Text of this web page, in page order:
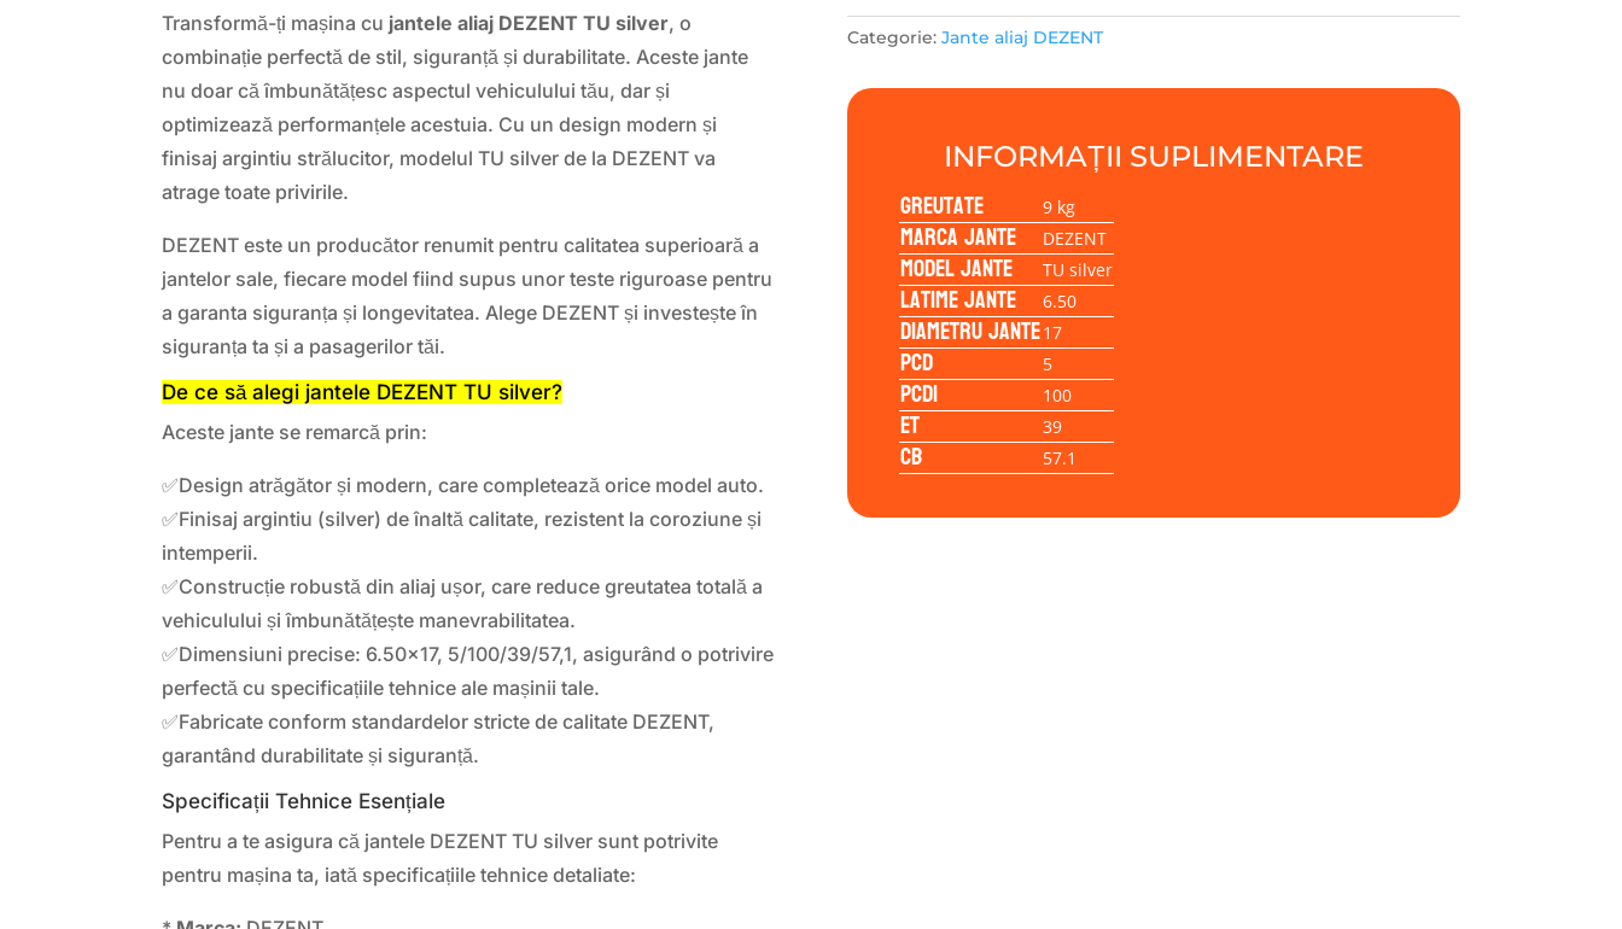
Transformă-ți mașina cu jantele aliaj DEZENT TU silver, o
combinație perfectă de stil, siguranță și durabilitate. Aceste jante
nu doar că îmbunătățesc aspectul vehiculului tău, dar și
optimizează performanțele acestuia. Cu un design modern și
finisaj argintiu strălucitor, modelul TU silver de la DEZENT va
atrage toate privirile.
DEZENT este un producător renumit pentru calitatea superioară a
jantelor sale, fiecare model fiind supus unor teste riguroase pentru
a garanta siguranța și longevitatea. Alege DEZENT și investește în
siguranța ta și a pasagerilor tăi.
De ce să alegi jantele DEZENT TU silver?
Aceste jante se remarcă prin:
✅Design atrăgător și modern, care completează orice model auto.
✅Finisaj argintiu (silver) de înaltă calitate, rezistent la coroziune și
intemperii.
✅Construcție robustă din aliaj ușor, care reduce greutatea totală a
vehiculului și îmbunătățește manevrabilitatea.
✅Dimensiuni precise: 6.50×17, 5/100/39/57,1, asigurând o potrivire
perfectă cu specificațiile tehnice ale mașinii tale.
✅Fabricate conform standardelor stricte de calitate DEZENT,
garantând durabilitate și siguranță.
Specificații Tehnice Esențiale
Pentru a te asigura că jantele DEZENT TU silver sunt potrivite
pentru mașina ta, iată specificațiile tehnice detaliate:
TU
silver
6.50x17
5/100/39/57,1
Categorie: Jante aliaj DEZENT
INFORMAȚII SUPLIMENTARE
Greutate 9 kg
Marca jante DEZENT
Model jante TU silver
Latime jante 6.50
Diametru jante17
PCD 5
PCD1 100
ET 39
CB 57.1